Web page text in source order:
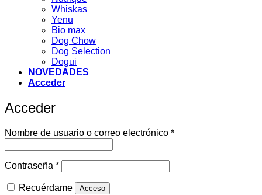
Whiskas
Yenu
Bio max
Dog Chow
Dog Selection
Dogui
NOVEDADES
Acceder
Acceder
Nombre de usuario o correo electrónico *Obligatorio
Contraseña *Obligatorio
Recuérdame Acceso